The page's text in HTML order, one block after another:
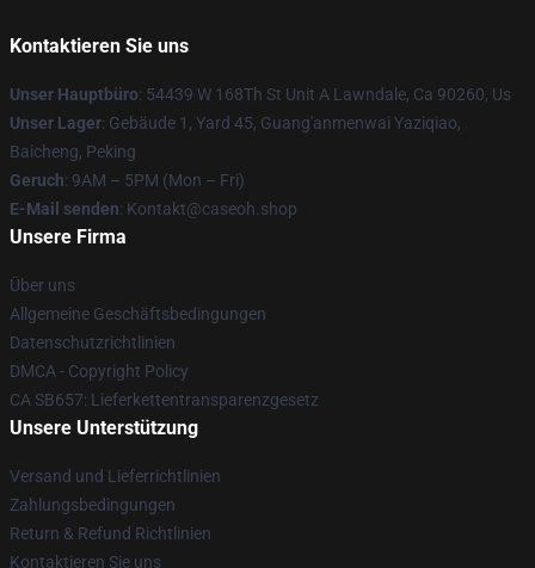
Kontaktieren Sie uns
Unser Hauptbüro: 54439 W 168Th St Unit A Lawndale, Ca 90260, Us
Unser Lager: Gebäude 1, Yard 45, Guang'anmenwai Yaziqiao,
Baicheng, Peking
Geruch: 9AM – 5PM (Mon – Fri)
E-Mail senden: Kontakt@caseoh.shop
Unsere Firma
Über uns
Allgemeine Geschäftsbedingungen
Datenschutzrichtlinien
DMCA - Copyright Policy
CA SB657: Lieferkettentransparenzgesetz
Unsere Unterstützung
Versand und Lieferrichtlinien
Zahlungsbedingungen
Return & Refund Richtlinien
Kontaktieren Sie uns